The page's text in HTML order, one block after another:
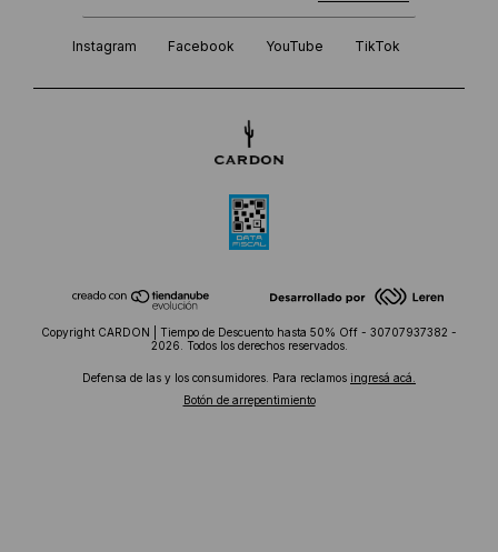
Instagram Facebook YouTube TikTok
Copyright CARDON | Tiempo de Descuento hasta 50% Off - 30707937382 -
2026. Todos los derechos reservados.
Defensa de las y los consumidores. Para reclamos ingresá acá.
Botón de arrepentimiento